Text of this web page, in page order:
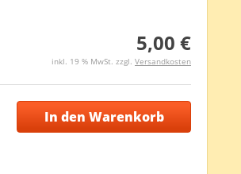
5,00 €
inkl. 19 % MwSt. zzgl. Versandkosten
In den Warenkorb